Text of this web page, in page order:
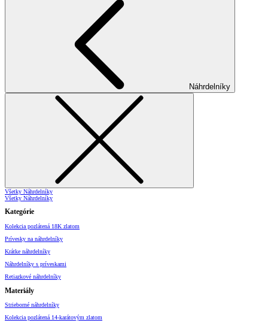
Náhrdelníky
Všetky Náhrdelníky
Všetky Náhrdelníky
Kategórie
Kolekcia pozlátená 18K zlatom
Prívesky na náhrdelníky
Krátke náhrdelníky
Náhrdelníky s príveskami
Retiazkové náhrdelníky
Materiály
Strieborné náhrdelníky
Kolekcia pozlátená 14-karátovým zlatom